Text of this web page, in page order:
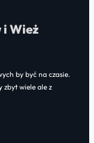
i Wież
by być na czasie.
zbyt wiele ale z